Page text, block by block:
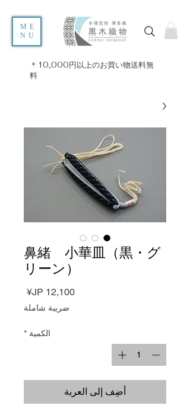
ME
NU
＊10,000円以上のお買い物送料無
料
鼻緒 小華皿（黒・グ
リーン）
السعر
ضريبة شاملة
الكمية *
أضِف إلى العربة